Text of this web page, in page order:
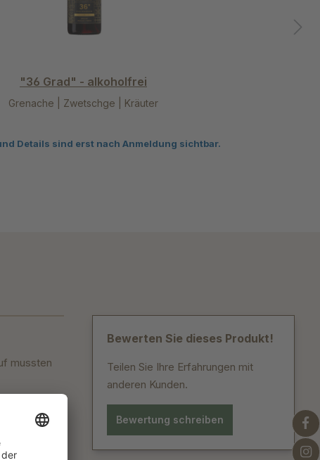
"36 Grad" - alkoholfrei
Grenache | Zwetschge | Kräuter
Details sind erst nach Anmeldung sichtbar.
mussten
gefunden.
Bewerten Sie dieses Produkt!
Teilen Sie Ihre Erfahrungen mit
anderen Kunden.
Bewertung schreiben